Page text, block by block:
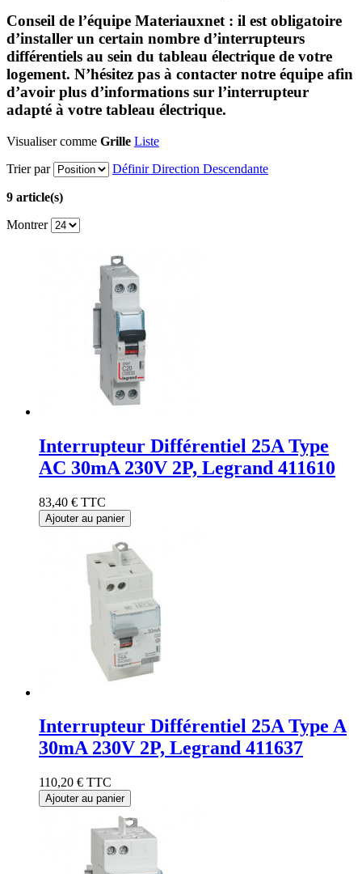
Conseil de l’équipe Materiauxnet : il est obligatoire
d’installer un certain nombre d’interrupteurs
différentiels au sein du tableau électrique de votre
logement. N’hésitez pas à contacter notre équipe afin
d’avoir plus d’informations sur l’interrupteur
adapté à votre tableau électrique.
Visualiser comme Grille Liste
Trier par
Définir Direction Descendante
9 article(s)
Montrer
Interrupteur Différentiel 25A Type
AC 30mA 230V 2P, Legrand 411610
83,40 € TTC
Ajouter au panier
Interrupteur Différentiel 25A Type A
30mA 230V 2P, Legrand 411637
110,20 € TTC
Ajouter au panier